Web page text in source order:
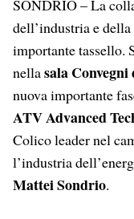
SONDRIO – La
dell’industria e
importante tassello.
nellasala
nuova importante
ATV Advanced
Colico leader nel
l’industria
Mattei Sondrio.